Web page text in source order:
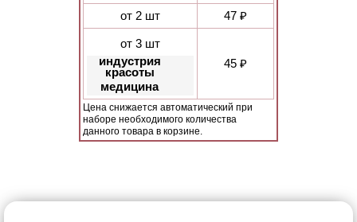
от 2 шт
47 ₽
от 3 шт
индустрия
красоты
медицина
45 ₽
Цена снижается автоматический при
наборе необходимого количества
данного товара в корзине.